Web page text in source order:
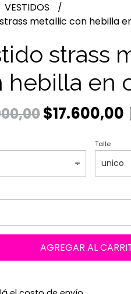
VESTIDOS
metallic con hebilla
strass
hebilla en
$17.600,00
Talle
AGREGAR AL